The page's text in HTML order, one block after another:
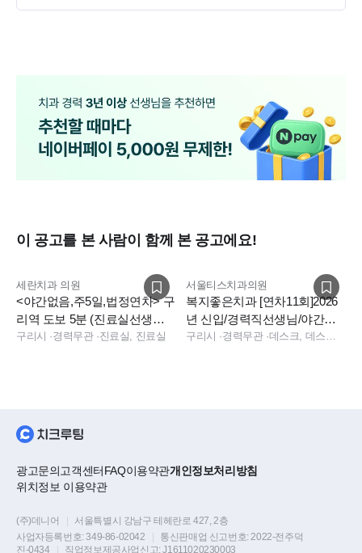
이 공고를 본 사람이 함께 본 공고에요!
세란치과 의원
<야간없음,주5일,법정연차> 구
리역 도보 5분 (진료실선생님)
추가 모집합니다 .
구리시 ·경력무관·진료실, 진료실
서울티스치과의원
복지좋은치과 [연차11회]2026
년 신입/경력직선생님/야간아
르바이트/데스크 모집합니다
구리시 ·경력무관· 데스크, 데스크, 진료실
광고문의고객센터FAQ이용약관개인정보처리방침
위치정보 이용약관
(주)데니어
서울특별시 강남구 테헤란로 427, 2층
사업자등록번호:349-86-02042 통신판매업 신고번호:2022-전주덕
진-0434
직업정보제공사업신고:J1611020230003